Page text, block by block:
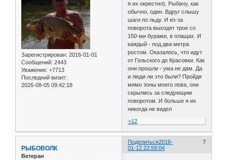
Зарегистрирован: 2016-01-01
Сообщений: 2443
Уважение: +7713
Последний визит:
2026-08-05 09:42:18
я их окрестил). Рыбачу, как
обычно, один. Вдруг слышу
шаги по льду. И из-за
поворота выходят трое со
150-ми бурами, в плащах. И
каждый - под два метра
ростом. Оказалось, что идут
от Гольского до Красовки. Как
они прошли - ума не дам. Да
и люди ли это были? Пройдя
мимо зоны моего лова, они
скрылись за следующим
поворотом. И больше я их
никогда не видел
+12
Поделиться 7
2016-
01-12 22:59:04
РЫБОВОЛК
Ветеран